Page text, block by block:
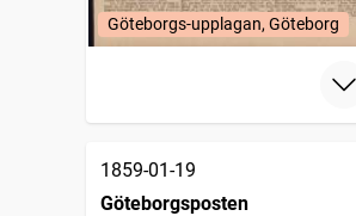
Göteborgs-upplagan, Göteborg
1859-01-19
Göteborgsposten